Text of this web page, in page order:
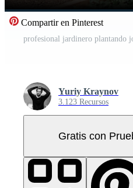
Compartir en Pinterest
Yuriy Kraynov
3.123 Recursos
Gratis con